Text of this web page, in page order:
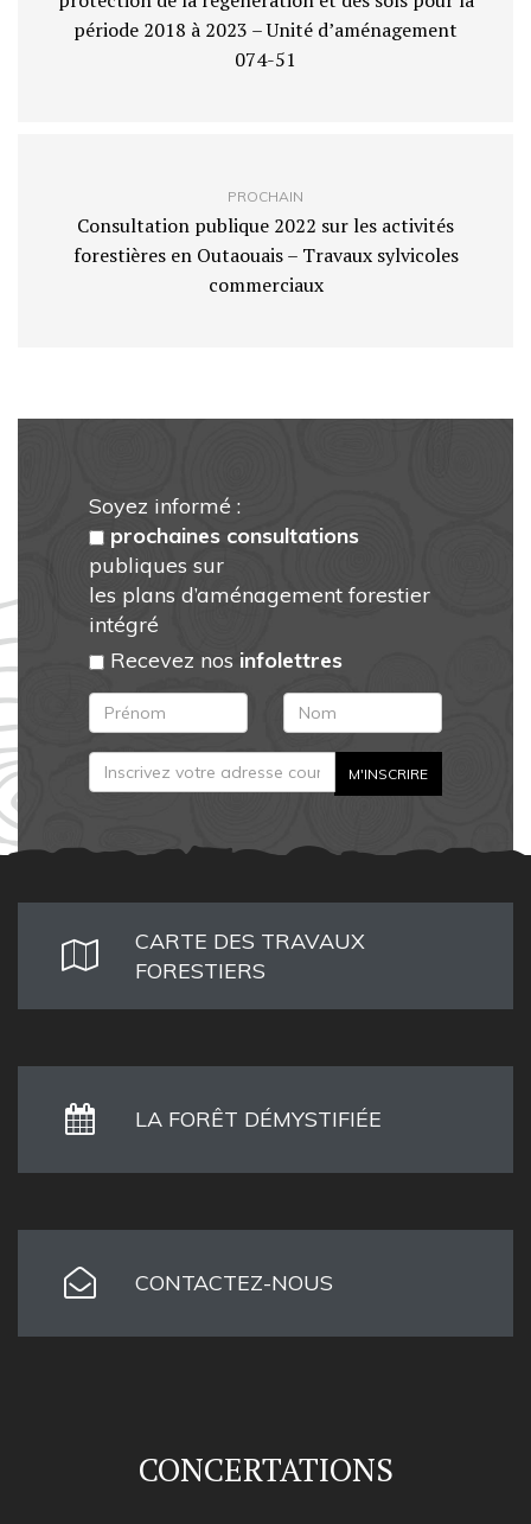
période 2018 à 2023 – Unité d’aménagement
074-51
PROCHAIN
Consultation publique 2022 sur les activités
forestières en Outaouais – Travaux sylvicoles
commerciaux
Soyez informé :
prochaines consultations
publiques sur
les plans d’aménagement forestier
intégré
Recevez nos infolettres
CARTE DES TRAVAUX
FORESTIERS
LA FORÊT DÉMYSTIFIÉE
CONTACTEZ-NOUS
CONCERTATIONS